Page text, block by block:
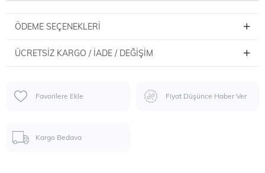
ÖDEME SEÇENEKLERI
ÜCRETSIZ KARGO / İADE / DEĞIŞIM
Favorilere Ekle Fiyat Düşünce Haber Ver
Kargo Bedava